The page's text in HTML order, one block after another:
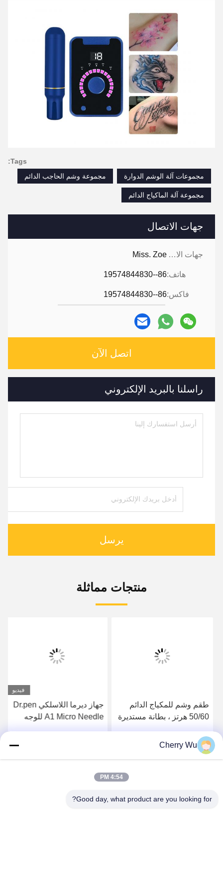
جهات الاتصال
جهات الاتصال: Miss. Zoe
هاتف:86--19574844830
فاكس:86--19574844830
اتصل الآن
راسلنا بالبريد الإلكتروني
يرسل
Tags:
مجموعات آلة الوشم الدوارة
مجموعة وشم الحاجب الدائم
مجموعة آلة الماكياج الدائم
منتجات مماثلة
طقم وشم للمكياج الدائم
50/60 هرتز ، بطانة مستديرة
احصل على افضل سعر
فيديو
جهاز ديرما اللاسلكي Dr.pen
A1 Micro Needle للوجه
Cherry Wu
4:54 PM
Good day, what product are you looking for?